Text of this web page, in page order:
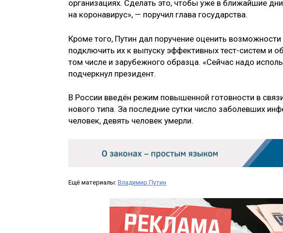
организациях. Сделать это, чтобы уже в ближайшие
на коронавирус», — поручил глава государства.
Кроме того, Путин дал поручение оценить
подключить их к выпуску эффективных тест-систем и
том числе и зарубежного образца. «Сейчас надо
подчеркнул президент.
В России введён режим повышенной готовности в
нового типа. За последние сутки число заболевших
человек, девять человек умерли.
Ещё материалы: Владимир Путин